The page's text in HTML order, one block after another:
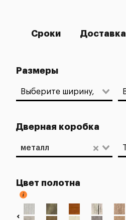
Доставка
Сроки
Размеры
Дверная коробка
металл
Цвет полотна